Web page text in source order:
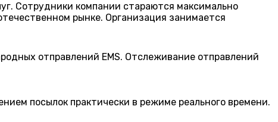
Сотрудники компании стараются максимально
рынке. Организация занимается
отправлений EMS. Отслеживание отправлений
посылок практически в режиме реального времени.